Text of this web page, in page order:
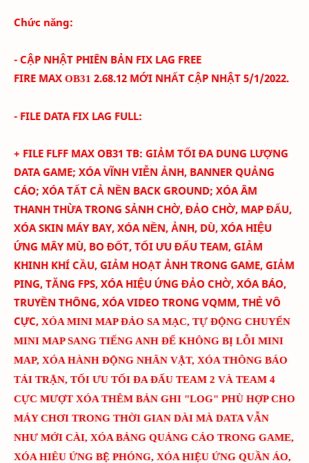
Chức năng:
- CẬP NHẬT PHIÊN BẢN FIX LAG FREE
FIRE MAX OB31 2.68.12 MỚI NHẤT CẬP NHẬT 5/1/2022.
- FILE DATA FIX LAG FULL:
+ FILE FLFF MAX OB31 TB: GIẢM TỐI ĐA DUNG LƯỢNG
DATA GAME; XÓA VĨNH VIỄN ẢNH, BANNER QUẢNG
CÁO; XÓA TẤT CẢ NỀN BACK GROUND; XÓA ÂM
THANH THỪA TRONG SẢNH CHỜ, ĐẢO CHỜ, MAP ĐẤU,
XÓA SKIN MÁY BAY, XÓA NỀN, ẢNH, DÙ, XÓA HIỆU
ỨNG MÂY MÙ, BO ĐỐT, TỐI ƯU ĐẤU TEAM, GIẢM
KHINH KHÍ CẦU, GIẢM HOẠT ẢNH TRONG GAME, GIẢM
PING, TĂNG FPS, XÓA HIỆU ỨNG ĐẢO CHỜ, XÓA BÁO,
TRUYỀN THÔNG, XÓA VIDEO TRONG VQMM, THẺ VÔ
CỰC, XÓA MINI MAP ĐẢO SA MẠC, TỰ ĐỘNG CHUYỂN
MINI MAP SANG TIẾNG ANH ĐỂ KHÔNG BỊ LỖI MINI
MAP, XÓA HÀNH ĐỘNG NHÂN VẬT, XÓA THÔNG BÁO
TẢI TRẬN, TỐI ƯU TỐI ĐA ĐẤU TEAM 2 VÀ TEAM 4
CỰC MƯỢT XÓA THÊM BẢN GHI "LOG" PHÙ HỢP CHO
MÁY CHƠI TRONG THỜI GIAN DÀI MÀ DATA VẪN
NHƯ MỚI CÀI, XÓA BẢNG QUẢNG CÁO TRONG GAME,
XÓA HIÊU ỨNG BỆ PHÓNG, XÓA HIỆU ỨNG QUẦN ÁO,